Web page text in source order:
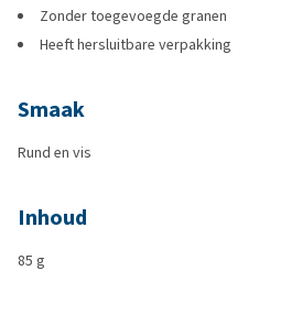
Zonder toegevoegde granen
Heeft hersluitbare verpakking
Smaak
Rund en vis
Inhoud
85 g